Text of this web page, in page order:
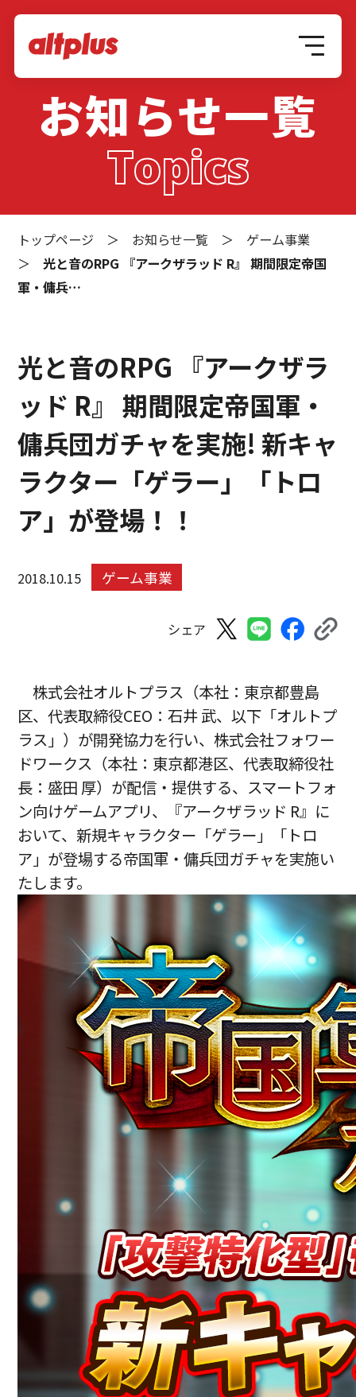
お知らせ一覧
Topics
トップページ ＞ お知らせ一覧 ＞ ゲーム事業
＞光と音のRPG 『アークザラッド R』 期間限定帝国
軍・傭兵…
光と音のRPG 『アークザラ
ッド R』 期間限定帝国軍・
傭兵団ガチャを実施! 新キャ
ラクター「ゲラー」「トロ
ア」が登場！！
2018.10.15 ゲーム事業
シェア
株式会社オルトプラス（本社：東京都豊島
区、代表取締役CEO：石井 武、以下「オルトプ
ラス」）が開発協力を行い、株式会社フォワー
ドワークス（本社：東京都港区、代表取締役社
長：盛田 厚）が配信・提供する、スマートフォ
ン向けゲームアプリ、『アークザラッド R』に
おいて、新規キャラクター「ゲラー」「トロ
ア」が登場する帝国軍・傭兵団ガチャを実施い
たします。